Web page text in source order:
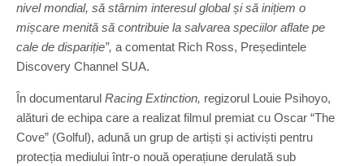
nivel mondial, să stârnim interesul global și să inițiem o
mișcare menită să contribuie la salvarea speciilor aflate pe
cale de dispariție”, a comentat Rich Ross, Președintele
Discovery Channel SUA.
În documentarul Racing Extinction, regizorul Louie Psihoyo,
alături de echipa care a realizat filmul premiat cu Oscar “The
Cove” (Golful), adună un grup de artiști și activiști pentru
protecția mediului într-o nouă operațiune derulată sub